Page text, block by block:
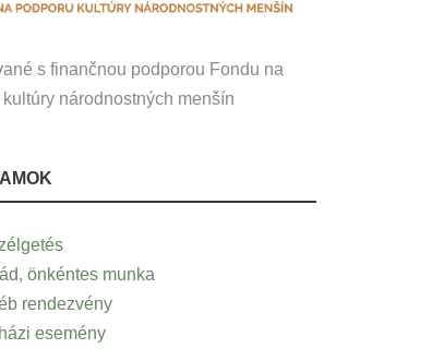
s finančnou podporou Fondu na
národnostných menšín
önkéntes munka
rendezvény
esemény